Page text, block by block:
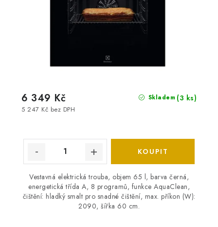
Skladem (3 ks)
5 247 Kč bez DPH
6 349 Kč
Vestavná elektrická trouba, objem 65 l, barva černá,
energetická třída A, 8 programů, funkce AquaClean,
čištění: hladký smalt pro snadné čištění, max. příkon (W):
2090, šířka 60 cm.